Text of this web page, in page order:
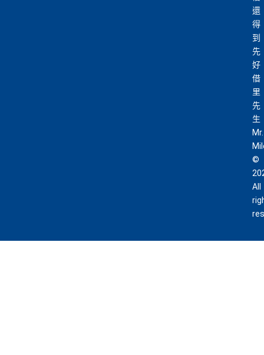
還
得
到
先
好
借
里
先
生
Mr.
©
All